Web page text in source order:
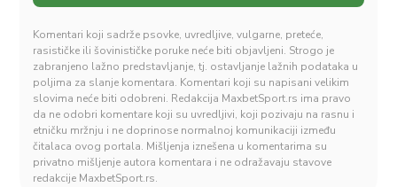
Komentari koji sadrže psovke, uvredljive, vulgarne, preteće,
rasističke ili šovinističke poruke neće biti objavljeni. Strogo je
zabranjeno lažno predstavljanje, tj. ostavljanje lažnih podataka u
poljima za slanje komentara. Komentari koji su napisani velikim
slovima neće biti odobreni. Redakcija MaxbetSport.rs ima pravo
da ne odobri komentare koji su uvredljivi, koji pozivaju na rasnu i
etničku mržnju i ne doprinose normalnoj komunikaciji između
čitalaca ovog portala. Mišljenja iznešena u komentarima su
privatno mišljenje autora komentara i ne odražavaju stavove
redakcije MaxbetSport.rs.